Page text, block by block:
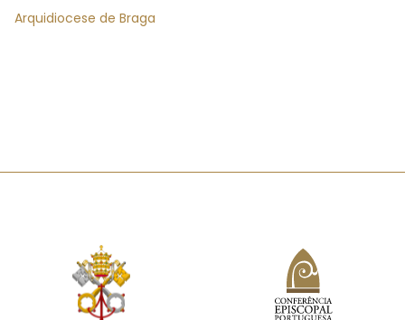
Arquidiocese de Braga